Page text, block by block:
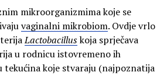
mikroorganizmima koje se
vaginalni mikrobiom. Ovdje vrlo
Lactobacilluskoja sprječava
u rodnicu istovremeno ih
tekućina koje stvaraju (najpoznatija